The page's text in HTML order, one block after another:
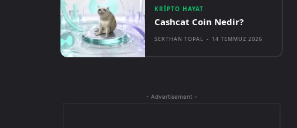
KRIPTO HAYAT
Cashcat Coin Nedir?
SERTHAN TOPAL - 14 TEMMUZ 2026
- Advertisement -